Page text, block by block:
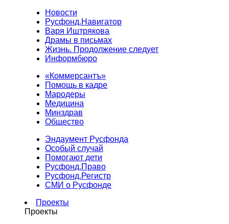
Новости
Русфонд.Навигатор
Варя Иштрякова
Драмы в письмах
Жизнь. Продолжение следует
Информбюро
«Коммерсантъ»
Помощь в кадре
Мародеры
Медицина
Минздрав
Общество
Эндаумент Русфонда
Особый случай
Помогают дети
Русфонд.Право
Русфонд.Регистр
СМИ о Русфонде
Проекты
Проекты